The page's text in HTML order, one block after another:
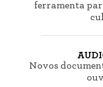
ferramenta
Novos